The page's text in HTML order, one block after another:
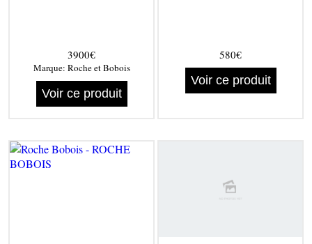
3900€
Marque: Roche et Bobois
Voir ce produit
580€
Voir ce produit